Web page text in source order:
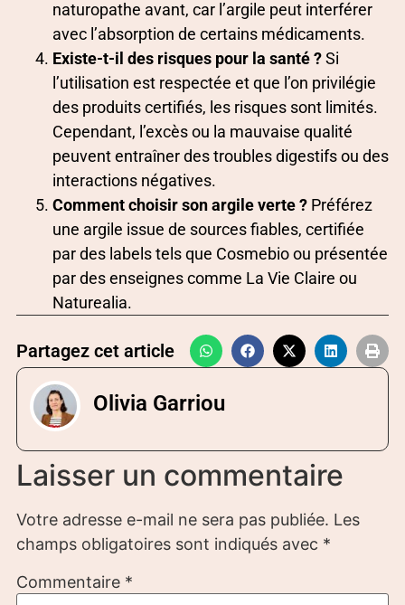
naturopathe avant, car l’argile peut interférer
avec l’absorption de certains médicaments.
Existe-t-il des risques pour la santé ?Si
l’utilisation est respectée et que l’on privilégie
des produits certifiés, les risques sont limités.
Cependant, l’excès ou la mauvaise qualité
peuvent entraîner des troubles digestifs ou des
interactions négatives.
Comment choisir son argile verte ? Préférez
une argile issue de sources fiables, certifiée
par des labels tels que Cosmebio ou présentée
par des enseignes comme La Vie Claire ou
Naturealia.
Partagez cet article
Olivia Garriou
Laisser un commentaire
Votre adresse e-mail ne sera pas publiée. Les
champs obligatoires sont indiqués avec *
Commentaire *